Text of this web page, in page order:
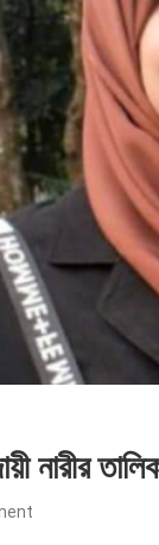
নারীর